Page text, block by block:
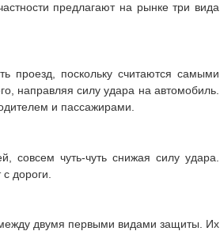
предлагают на рынке три вида
проезд, поскольку считаются самыми
направляя силу удара на автомобиль.
и пассажирами.
совсем чуть-чуть снижая силу удара.
дороги.
между двумя первыми видами защиты. Их